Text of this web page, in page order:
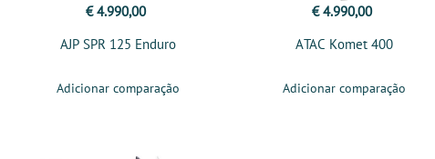
€ 4.990,00
AJP SPR 125 Enduro
Adicionar comparação
€ 4.990,00
ATAC Komet 400
Adicionar comparação